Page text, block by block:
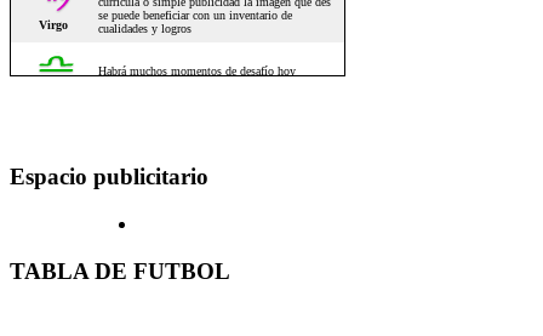
Espacio publicitario
TABLA DE FUTBOL